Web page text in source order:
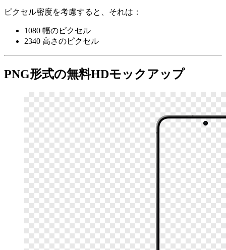
ピクセル密度を考慮すると、それは：
1080 幅のピクセル
2340 高さのピクセル
PNG形式の無料HDモックアップ